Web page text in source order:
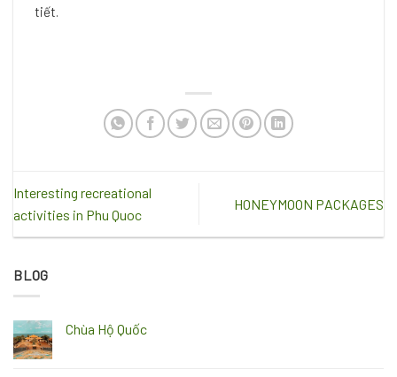
tiết.
Interesting recreational
activities in Phu Quoc
HONEYMOON PACKAGES
BLOG
Chùa Hộ Quốc